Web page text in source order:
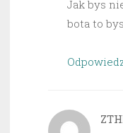
Jak bys
bota to